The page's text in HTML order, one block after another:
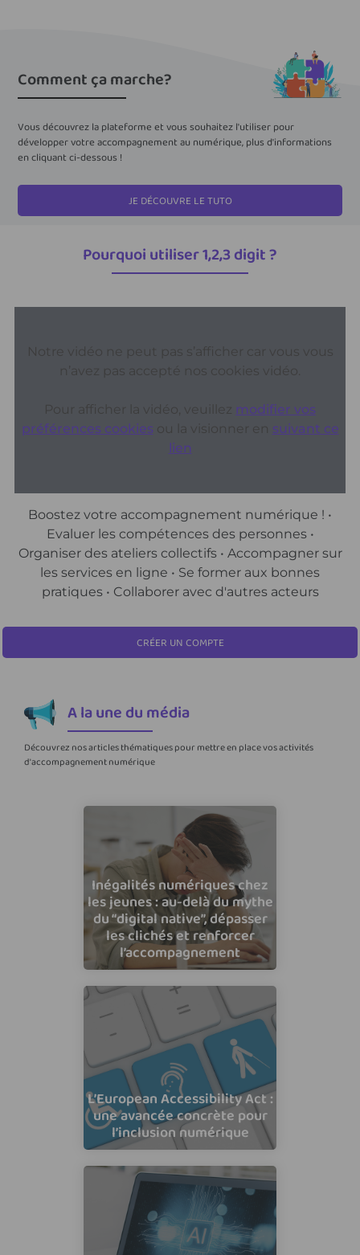
Comment ça marche?
Vous découvrez la plateforme et vous souhaitez l'utiliser pour
développer votre accompagnement au numérique, plus d'informations
en cliquant ci-dessous !
JE DÉCOUVRE LE TUTO
Pourquoi utiliser 1,2,3 digit ?
Notre vidéo ne peut pas s’afficher car vous vous
n’avez pas accepté nos cookies vidéo.
Pour afficher la vidéo, veuillez modifier vos
préférences cookiesou la visionner en suivant ce
lien
Boostez votre accompagnement numérique ! •
Evaluer les compétences des personnes •
Organiser des ateliers collectifs • Accompagner sur
les services en ligne • Se former aux bonnes
pratiques • Collaborer avec d'autres acteurs
CRÉER UN COMPTE
A la une du média
Découvrez nos articles thématiques pour mettre en place vos activités
d'accompagnement numérique
Inégalités numériques chez
les jeunes : au-delà du mythe
du “digital native”, dépasser
les clichés et renforcer
l’accompagnement
L’European Accessibility Act :
une avancée concrète pour
l’inclusion numérique